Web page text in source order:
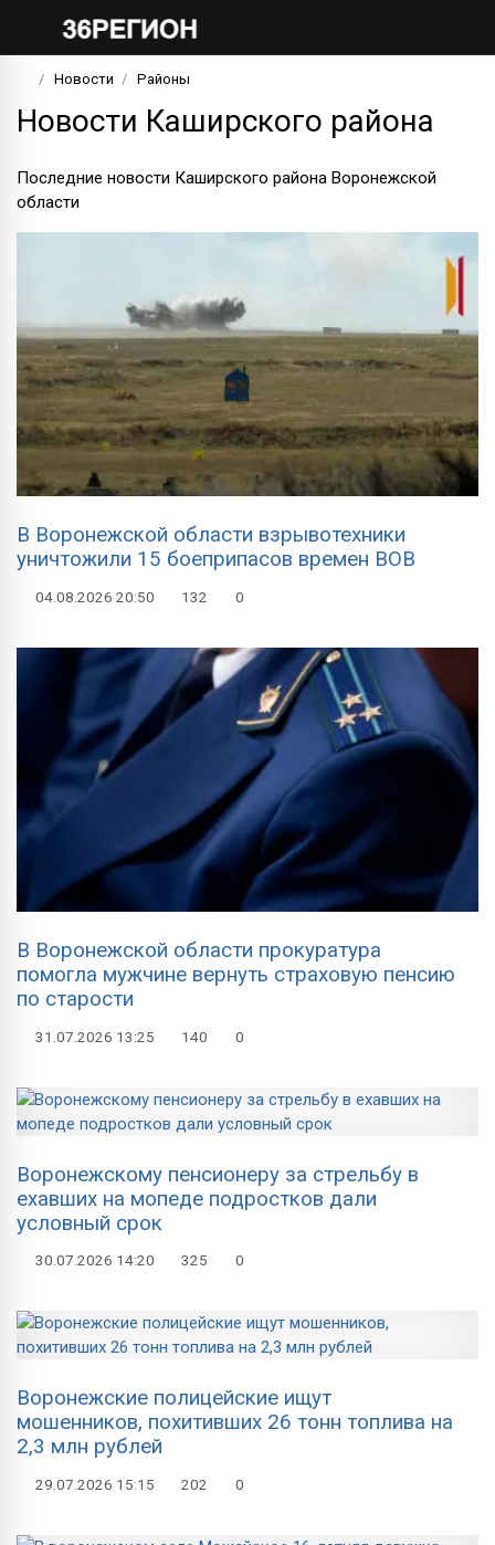
Новости Районы
Новости Каширского района
Последние новости Каширского района Воронежской
области
В Воронежской области взрывотехники
уничтожили 15 боеприпасов времен ВОВ
04.08.2026 20:50 132 0
В Воронежской области прокуратура
помогла мужчине вернуть страховую пенсию
по старости
31.07.2026 13:25 140 0
Воронежскому пенсионеру за стрельбу в
ехавших на мопеде подростков дали
условный срок
30.07.2026 14:20 325 0
Воронежские полицейские ищут
мошенников, похитивших 26 тонн топлива на
2,3 млн рублей
29.07.2026 15:15 202 0